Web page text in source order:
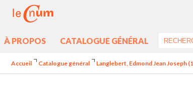
À PROPOS CATALOGUE GÉNÉRAL
Accueil Catalogue général Langlebert, Edmond Jean Joseph